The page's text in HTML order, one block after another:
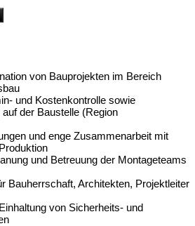
von Bauprojekten im Bereich
und Kostenkontrolle sowie
der Baustelle (Region
und enge Zusammenarbeit mit
und Betreuung der Montageteams
Bauherrschaft, Architekten, Projektleiter
von Sicherheits- und